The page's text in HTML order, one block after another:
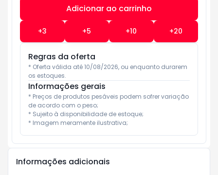
Adicionar ao carrinho
+3 +5 +10 +20
Regras da oferta
* Oferta válida até 10/08/2026, ou enquanto durarem
os estoques.
Informações gerais
* Preços de produtos pesáveis podem sofrer variação
de acordo com o peso;
* Sujeito à disponibilidade de estoque;
* Imagem meramente ilustrativa;
Informações adicionais